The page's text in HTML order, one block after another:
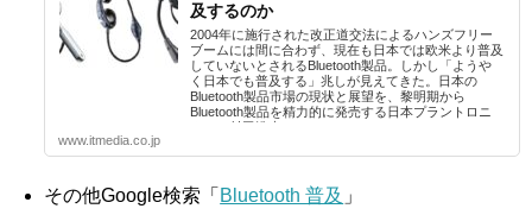
及するのか
2004年に施行された改正道交法によるハンズフリー
ブームには間に合わず、現在も日本では欧米より普及
していないとされるBluetooth製品。しかし「ようや
く日本でも普及する」兆しが見えてきた。日本の
Bluetooth製品市場の現状と展望を、黎明期から
Bluetooth製品を精力的に発売する日本プラントロニ
www.itmedia.co.jp
その他Google検索「 Bluetooth 普及 」